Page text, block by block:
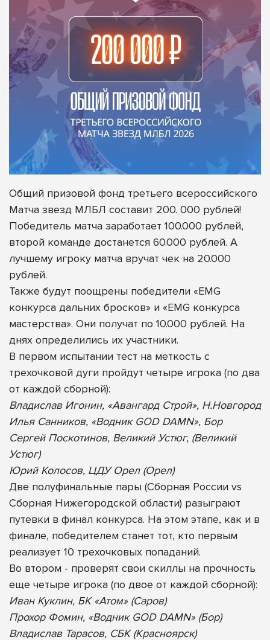
Общий призовой фонд третьего всероссийского
Матча звезд МЛБЛ составит 200. 000 рублей!
Победитель матча заработает 100.000 рублей,
второй команде достанется 60.000 рублей. А
лучшему игроку матча вручат чек на 20.000
рублей.
Также будут поощрены победители «EMG
конкурса дальних бросков» и «EMG конкурса
мастерства». Они получат по 10.000 рублей. На
днях определились их участники.
В первом испытании тест на меткость с
трехочковой дуги пройдут четыре игрока (по два
от каждой сборной):
Владислав Игонин, «Авангард Строй», Н.Новгород
Илья Санников, «Водник GOD DAMN», Бор
Сергей Поскотинов, Великий Устюг, (Великий
Устюг)
Юрий Колосов, ЦДУ Орел (Орел)
Две полуфинальные пары (Сборная России vs
Сборная Нижегородской области) разыграют
путевки в финал конкурса. На этом этапе, как и в
финале, победителем станет тот, кто первым
реализует 10 трехочковых попаданий.
Во втором - проверят свои скиллы на прочность
еще четыре игрока (по двое от каждой сборной):
Иван Куклин, БК «Атом» (Саров)
Прохор Фомин, «Водник GOD DAMN» (Бор)
Владислав Тарасов, СБК (Красноярск)